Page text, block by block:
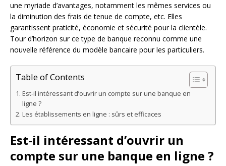
une myriade d’avantages, notamment les mêmes services ou
la diminution des frais de tenue de compte, etc. Elles
garantissent praticité, économie et sécurité pour la clientèle.
Tour d’horizon sur ce type de banque reconnu comme une
nouvelle référence du modèle bancaire pour les particuliers.
Table of Contents
Est-il intéressant d’ouvrir un compte sur une banque en
ligne ?
Les établissements en ligne : sûrs et efficaces
Est-il intéressant d’ouvrir un
compte sur une banque en ligne ?